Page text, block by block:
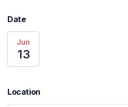
Date
Jun
13
Location